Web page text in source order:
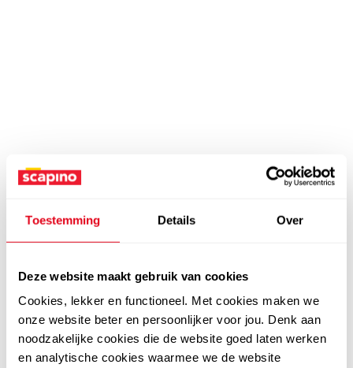
Toestemming Details Over
Deze website maakt gebruik van cookies
Cookies, lekker en functioneel. Met cookies maken we
onze website beter en persoonlijker voor jou. Denk aan
noodzakelijke cookies die de website goed laten werken
en analytische cookies waarmee we de website